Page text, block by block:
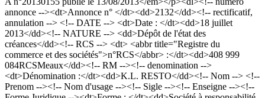
annonce --><dt>Annonce n° </dt><dd>2132</dd><!-- rectificatif,
annulation --> <!-- DATE --> <dt>Date : </dt><dd>18 juillet
2013</dd><!-- NATURE --> <dd>Dépôt de l'état des
créances</dd><!-- RCS --> <dt> <abbr title="Registre du
commerce et des sociétés">n°RCS</abbr> :</dt><dd>408 999
084RCSMeaux</dd><!-- RM --><!-- denomination -->
<dt>Dénomination :</dt><dd>K.L. RESTO</dd><!-- Nom --> <!--
Prenom --><!-- Nom d'usage --><!-- Sigle --><!-- Enseigne --><!--